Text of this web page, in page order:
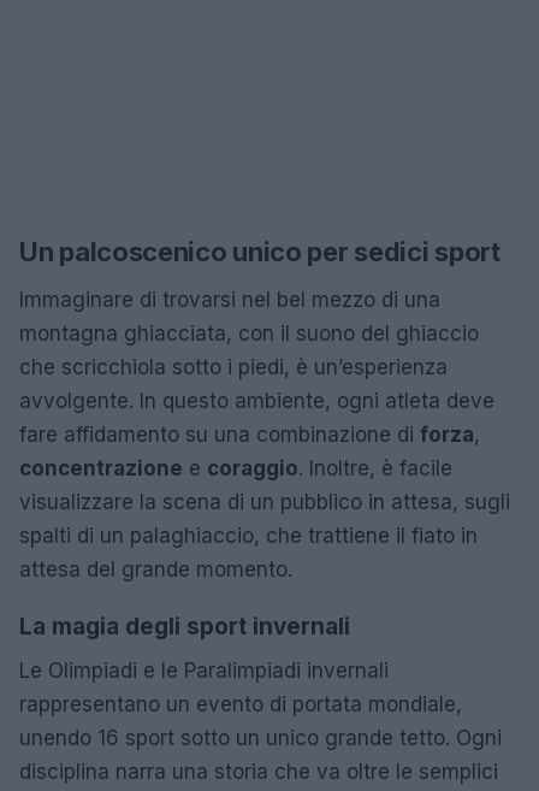
Un palcoscenico unico per sedici sport
Immaginare di trovarsi nel bel mezzo di una
montagna ghiacciata, con il suono del ghiaccio
che scricchiola sotto i piedi, è un’esperienza
avvolgente. In questo ambiente, ogni atleta deve
fare affidamento su una combinazione di forza,
concentrazione e coraggio. Inoltre, è facile
visualizzare la scena di un pubblico in attesa, sugli
spalti di un palaghiaccio, che trattiene il fiato in
attesa del grande momento.
La magia degli sport invernali
Le Olimpiadi e le Paralimpiadi invernali
rappresentano un evento di portata mondiale,
unendo 16 sport sotto un unico grande tetto. Ogni
disciplina narra una storia che va oltre le semplici